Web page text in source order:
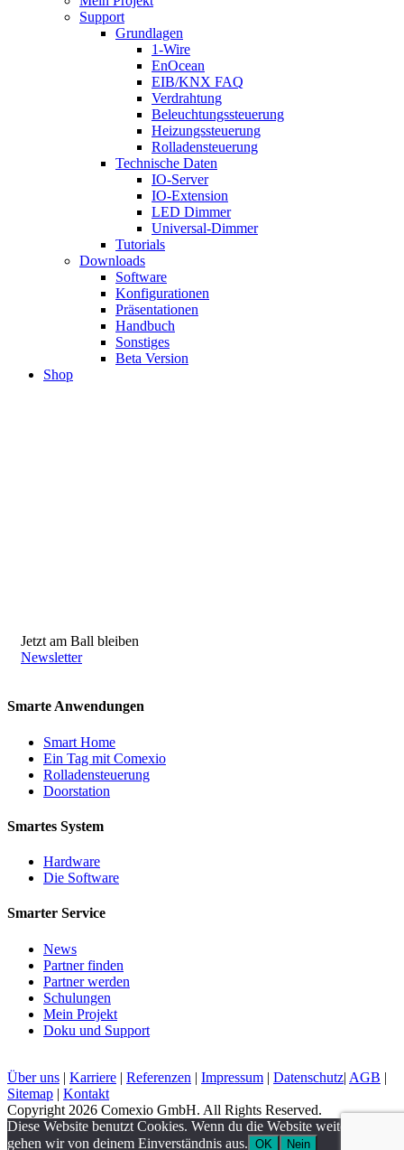
Support
Grundlagen
1-Wire
EnOcean
EIB/KNX FAQ
Verdrahtung
Beleuchtungssteuerung
Heizungssteuerung
Rolladensteuerung
Technische Daten
IO-Server
IO-Extension
LED Dimmer
Universal-Dimmer
Tutorials
Downloads
Software
Konfigurationen
Präsentationen
Handbuch
Sonstiges
Beta Version
Shop
Jetzt am Ball bleiben
Newsletter
Smarte Anwendungen
Smart Home
Ein Tag mit Comexio
Rolladensteuerung
Doorstation
Smartes System
Hardware
Die Software
Smarter Service
News
Partner finden
Partner werden
Schulungen
Mein Projekt
Doku und Support
Über uns | Karriere | Referenzen | Impressum | Datenschutz| AGB |
Sitemap | Kontakt
Copyright 2026 Comexio GmbH. All Rights Reserved.
Diese Website benutzt Cookies. Wenn du die Website weiter nutzt,
gehen wir von deinem Einverständnis aus. OK Nein